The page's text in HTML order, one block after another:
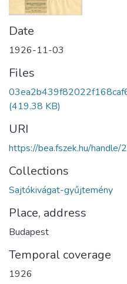
Date
1926-11-03
Files
(419.38 KB)
URI
https://bea.fszek.hu/
Collections
Sajtókivágat-gyűjtemény
Place, address
Budapest
Temporal coverage
1926